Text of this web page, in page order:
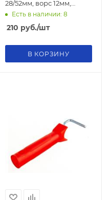
28/52мм, ворс 12мм,
150мм
Есть в наличии: 8
210 руб./шт
В КОРЗИНУ